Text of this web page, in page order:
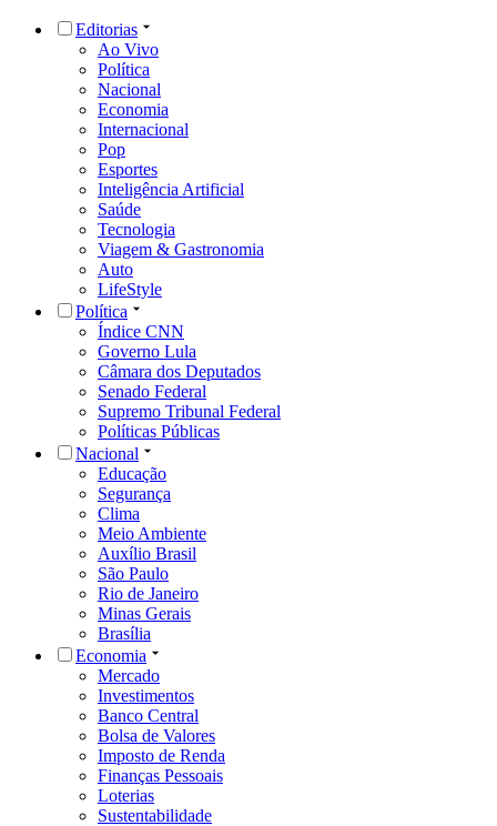
Editorias
Ao Vivo
Política
Nacional
Economia
Internacional
Pop
Esportes
Inteligência Artificial
Saúde
Tecnologia
Viagem & Gastronomia
Auto
LifeStyle
Política
Índice CNN
Governo Lula
Câmara dos Deputados
Senado Federal
Supremo Tribunal Federal
Políticas Públicas
Nacional
Educação
Segurança
Clima
Meio Ambiente
Auxílio Brasil
São Paulo
Rio de Janeiro
Minas Gerais
Brasília
Economia
Mercado
Investimentos
Banco Central
Bolsa de Valores
Imposto de Renda
Finanças Pessoais
Loterias
Sustentabilidade